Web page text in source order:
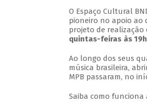
O Espaço Cultural
pioneiro no apoio ao
projeto de realização
quintas-feiras às 19h
Ao longo dos seus
música brasileira,
MPB passaram, no
Saiba como funciona